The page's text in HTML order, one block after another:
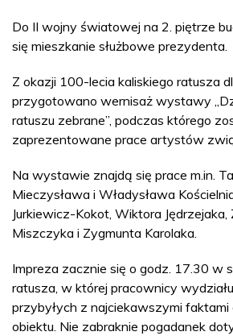
Do II wojny światowej na 2. piętrze
się mieszkanie służbowe prezydenta.
Z okazji 100-lecia kaliskiego ratusza
przygotowano wernisaż wystawy
ratuszu zebrane”, podczas którego
zaprezentowane prace artystów
Na wystawie znajdą się prace m.in.
Mieczysława i Władysława
Jurkiewicz-Kokot, Wiktora Jędrzejaka,
Miszczyka i Zygmunta Karolaka.
Impreza zacznie się o godz. 17.30 w
ratusza, w której pracownicy
przybyłych z najciekawszymi
obiektu. Nie zabraknie pogadanek